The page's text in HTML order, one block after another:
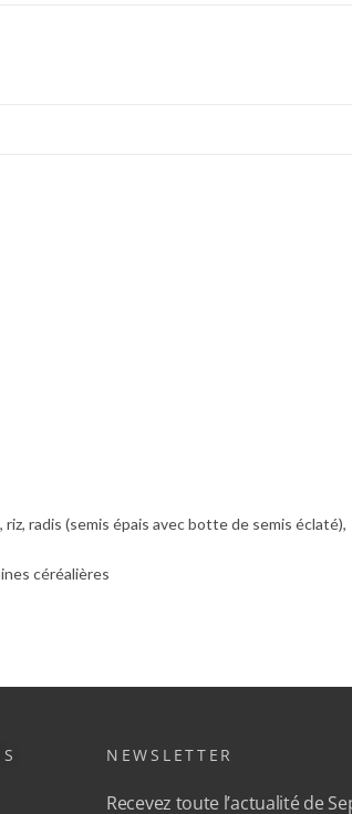
radis (semis épais avec botte de semis éclaté),
céréalières
NEWSLETTER
Recevez toute l’actualité de